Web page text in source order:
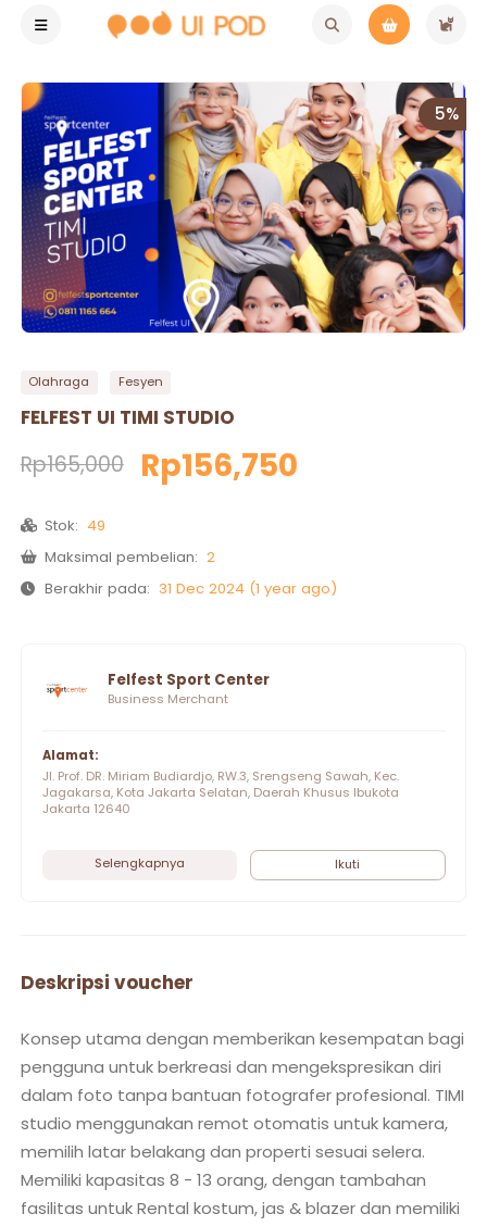
5%
Olahraga Fesyen
FELFEST UI TIMI STUDIO
Rp165,000 Rp156,750
Stok: 49
Maksimal pembelian: 2
Berakhir pada: 31 Dec 2024 (1 year ago)
Felfest Sport Center
Business Merchant
Alamat:
Jl. Prof. DR. Miriam Budiardjo, RW.3, Srengseng Sawah, Kec.
Jagakarsa, Kota Jakarta Selatan, Daerah Khusus Ibukota
Jakarta 12640
Selengkapnya Ikuti
Deskripsi voucher
Konsep utama dengan memberikan kesempatan bagi
pengguna untuk berkreasi dan mengekspresikan diri
dalam foto tanpa bantuan fotografer profesional. TIMI
studio menggunakan remot otomatis untuk kamera,
memilih latar belakang dan properti sesuai selera.
Memiliki kapasitas 8 - 13 orang, dengan tambahan
fasilitas untuk Rental kostum, jas & blazer dan memiliki